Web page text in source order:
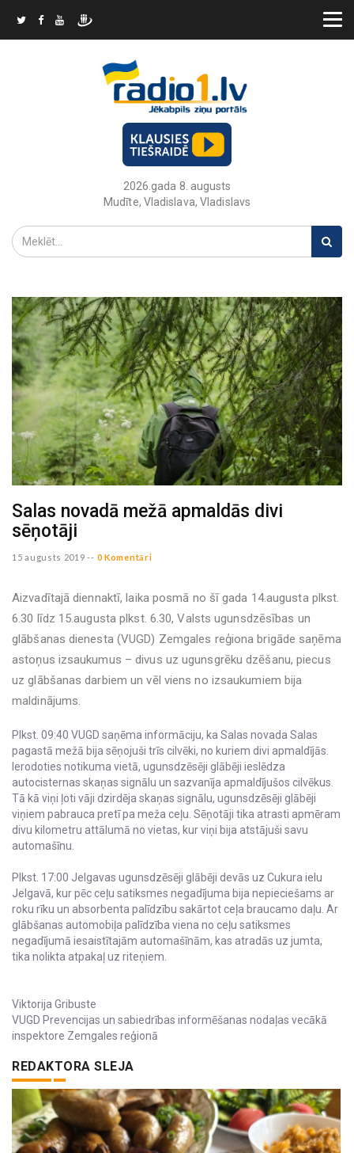
2026.gada 8. augusts
Mudīte, Vladislava, Vladislavs
Salas novadā mežā apmaldās divi
sēņotāji
15 augusts 2019 -- 0 Komentāri
Aizvadītajā diennaktī, laika posmā no šī gada 14.augusta plkst.
6.30 līdz 15.augusta plkst. 6.30, Valsts ugunsdzēsības un
glābšanas dienesta (VUGD) Zemgales reģiona brigāde saņēma
astoņus izsaukumus – divus uz ugunsgrēku dzēšanu, piecus
uz glābšanas darbiem un vēl viens no izsaukumiem bija
maldinājums.
Plkst. 09:40 VUGD saņēma informāciju, ka Salas novada Salas
pagastā mežā bija sēņojuši trīs cilvēki, no kuriem divi apmaldījās.
Ierodoties notikuma vietā, ugunsdzēsēji glābēji ieslēdza
autocisternas skaņas signālu un sazvanīja apmaldījušos cilvēkus.
Tā kā viņi ļoti vāji dzirdēja skaņas signālu, ugunsdzēsēji glābēji
viņiem pabrauca pretī pa meža ceļu. Sēņotāji tika atrasti apmēram
divu kilometru attālumā no vietas, kur viņi bija atstājuši savu
automašīnu.
Plkst. 17:00 Jelgavas ugunsdzēsēji glābēji devās uz Cukura ielu
Jelgavā, kur pēc ceļu satiksmes negadījuma bija nepieciešams ar
roku rīku un absorbenta palīdzību sakārtot ceļa braucamo daļu. Ar
glābšanas automobiļa palīdzība viena no ceļu satiksmes
negadījumā iesaistītajām automašīnām, kas atradās uz jumta,
tika nolikta atpakaļ uz riteņiem.
Viktorija Gribuste
VUGD Prevencijas un sabiedrības informēšanas nodaļas vecākā
inspektore Zemgales reģionā
REDAKTORA SLEJA